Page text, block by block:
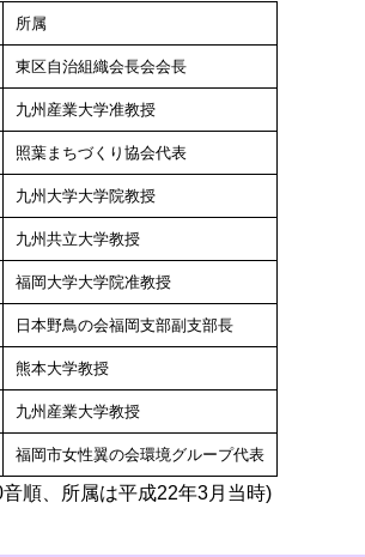
所属
東区自治組織会長会会長
九州産業大学准教授
照葉まちづくり協会代表
九州大学大学院教授
九州共立大学教授
福岡大学大学院准教授
日本野鳥の会福岡支部副支部長
熊本大学教授
九州産業大学教授
福岡市女性翼の会環境グループ代表
順、所属は平成22年3月当時)